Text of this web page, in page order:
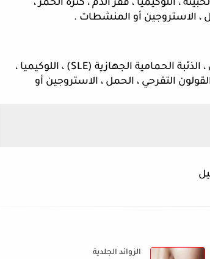
، الاستروجين أو المنشطات .
الزوائد الجلدية